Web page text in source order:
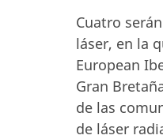
Cuatro
láser, en la
European
Gran
de las
de láser